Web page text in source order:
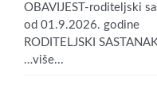
OBAVIJEST-roditeljski
od 01.9.2026. godine
RODITELJSKI
…više...